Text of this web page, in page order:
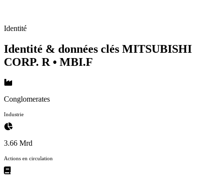
Identité
Identité & données clés MITSUBISHI
CORP. R • MBI.F
Conglomerates
Industrie
3.66 Mrd
Actions en circulation